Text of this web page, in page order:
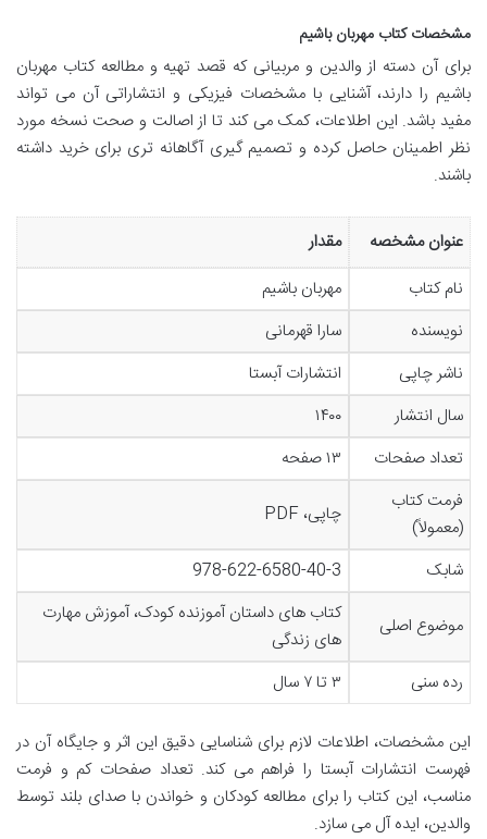
مشخصات کتاب مهربان باشیم
برای آن دسته از والدین و مربیانی که قصد تهیه و مطالعه کتاب مهربان
باشیم را دارند، آشنایی با مشخصات فیزیکی و انتشاراتی آن می تواند
مفید باشد. این اطلاعات، کمک می کند تا از اصالت و صحت نسخه مورد
نظر اطمینان حاصل کرده و تصمیم گیری آگاهانه تری برای خرید داشته
باشند.
عنوان مشخصه
مقدار
نام کتاب
مهربان باشیم
نویسنده
سارا قهرمانی
ناشر چاپی
انتشارات آبستا
سال انتشار
۱۴۰۰
تعداد صفحات
۱۳ صفحه
فرمت کتاب
(معمولاً)
چاپی، PDF
شابک 978-622-6580-40-3
موضوع اصلی
کتاب های داستان آموزنده کودک، آموزش مهارت
های زندگی
رده سنی
۳ تا ۷ سال
این مشخصات، اطلاعات لازم برای شناسایی دقیق این اثر و جایگاه آن در
فهرست انتشارات آبستا را فراهم می کند. تعداد صفحات کم و فرمت
مناسب، این کتاب را برای مطالعه کودکان و خواندن با صدای بلند توسط
والدین، ایده آل می سازد.